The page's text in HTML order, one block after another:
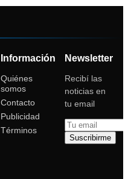
Información
Quiénes
somos
Contacto
Publicidad
Términos
Newsletter
Recibí las
noticias en
tu email
Suscribirme